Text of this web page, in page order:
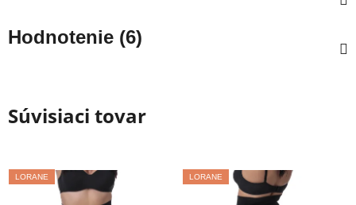
Hodnotenie (6)
Súvisiaci tovar
LORANE LORANE